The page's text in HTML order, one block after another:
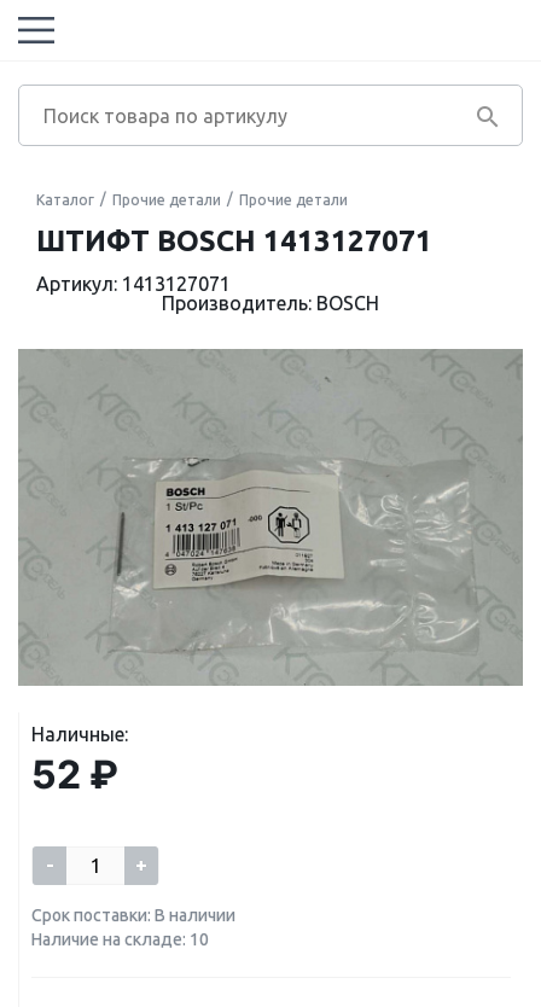
Каталог Прочие детали Прочие детали
ШТИФТ BOSCH 1413127071
Артикул: 1413127071
Производитель: BOSCH
Наличные:
52 ₽
- +
Срок поставки: В наличии
Наличие на складе: 10